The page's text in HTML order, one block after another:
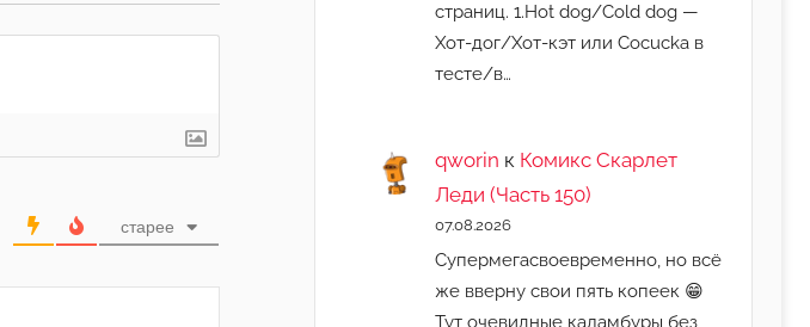
старее
страниц. 1.Hot dog/Cold dog —
Хот-дог/Хот-кэт или Cocucka в
тесте/в…
qworin к Комикс Скарлет
Леди (Часть 150)
07.08.2026
Супермегасвоевременно, но всё
же вверну свои пять копеек 😁
Тут очевидные каламбуры без